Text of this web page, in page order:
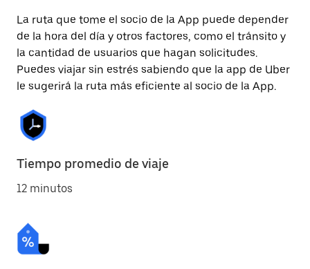
La ruta que tome el socio de la App puede depender
de la hora del día y otros factores, como el tránsito y
la cantidad de usuarios que hagan solicitudes.
Puedes viajar sin estrés sabiendo que la app de Uber
le sugerirá la ruta más eficiente al socio de la App.
Tiempo promedio de viaje
12 minutos